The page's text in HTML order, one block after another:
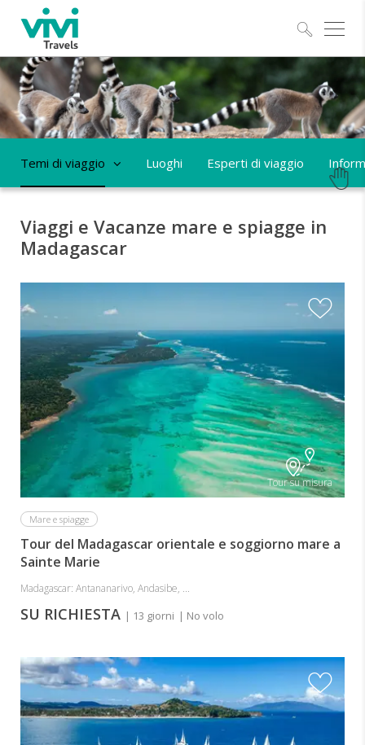
Temi di viaggio Luoghi Esperti di viaggio
Viaggi e Vacanze mare e spiagge in
Madagascar
Tour su misura
Mare e spiagge
Tour del Madagascar orientale e soggiorno mare a
Sainte Marie
Madagascar: Antananarivo, Andasibe, ...
SU RICHIESTA | 13 giorni | No volo